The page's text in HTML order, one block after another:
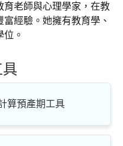
育老師與心理學家，在教
經驗。她擁有教育學、
。
算預產期工具